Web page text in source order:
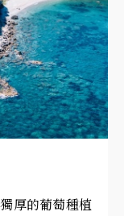
厚的葡萄種植